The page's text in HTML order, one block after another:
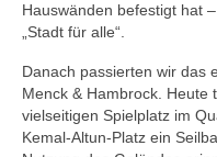
Hauswänden befestigt hat
„Stadt für alle“.
Danach passierten wir das
Menck & Hambrock. Heute
vielseitigen Spielplatz im
Kemal-Altun-Platz ein